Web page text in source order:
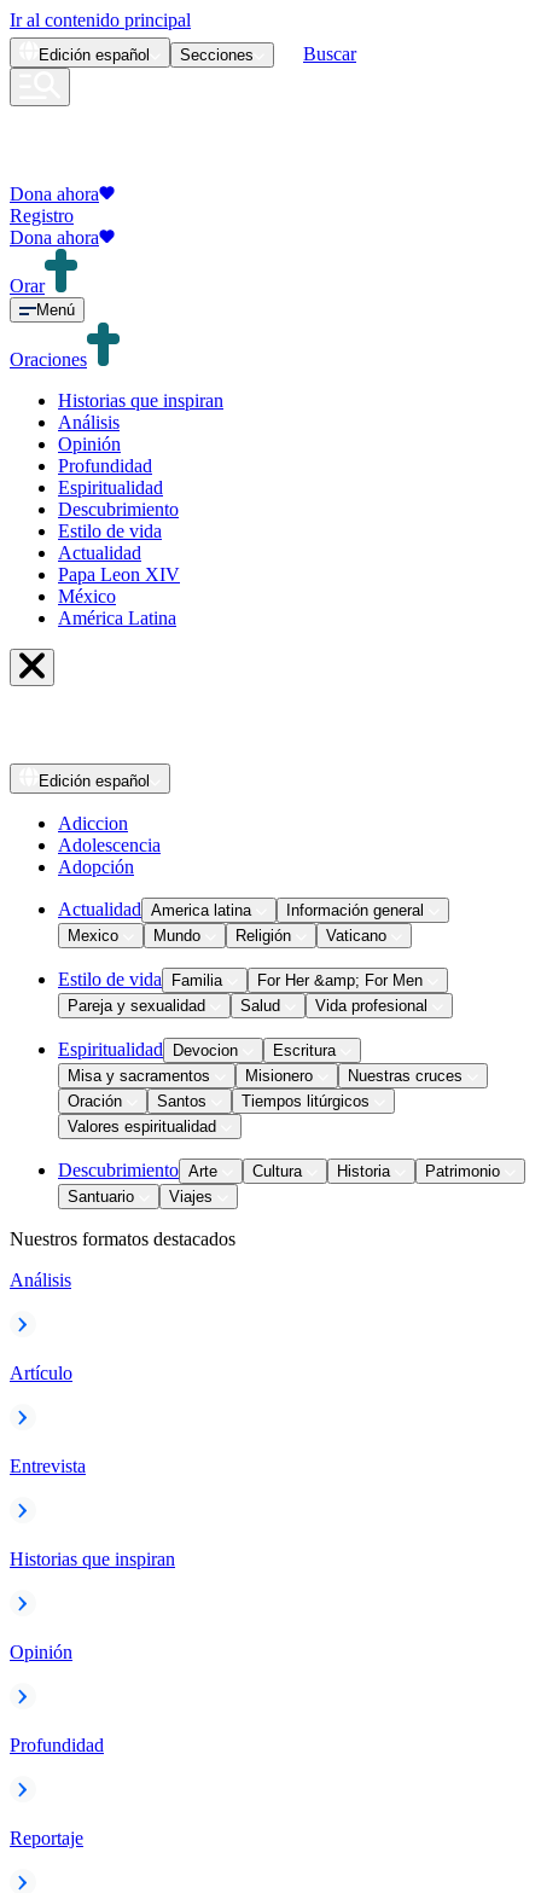
Ir al contenido principal
Edición español Secciones Buscar
Dona ahora
Registro
Dona ahora
Orar
Menú
Oraciones
Historias que inspiran
Análisis
Opinión
Profundidad
Espiritualidad
Descubrimiento
Estilo de vida
Actualidad
Papa Leon XIV
México
América Latina
Edición español
Adiccion
Adolescencia
Adopción
Actualidad America latina
Información general
Mexico
Mundo Religión Vaticano
Estilo de vida Familia
For Her &amp; For Men
Pareja y sexualidad
Salud Vida profesional
Espiritualidad Devocion
Escritura
Misa y sacramentos
Misionero
Nuestras cruces
Oración
Santos
Tiempos litúrgicos
Valores espiritualidad
Descubrimiento Arte Cultura Historia
Patrimonio
Santuario
Viajes
Nuestros formatos destacados
Análisis
Artículo
Entrevista
Historias que inspiran
Opinión
Profundidad
Reportaje